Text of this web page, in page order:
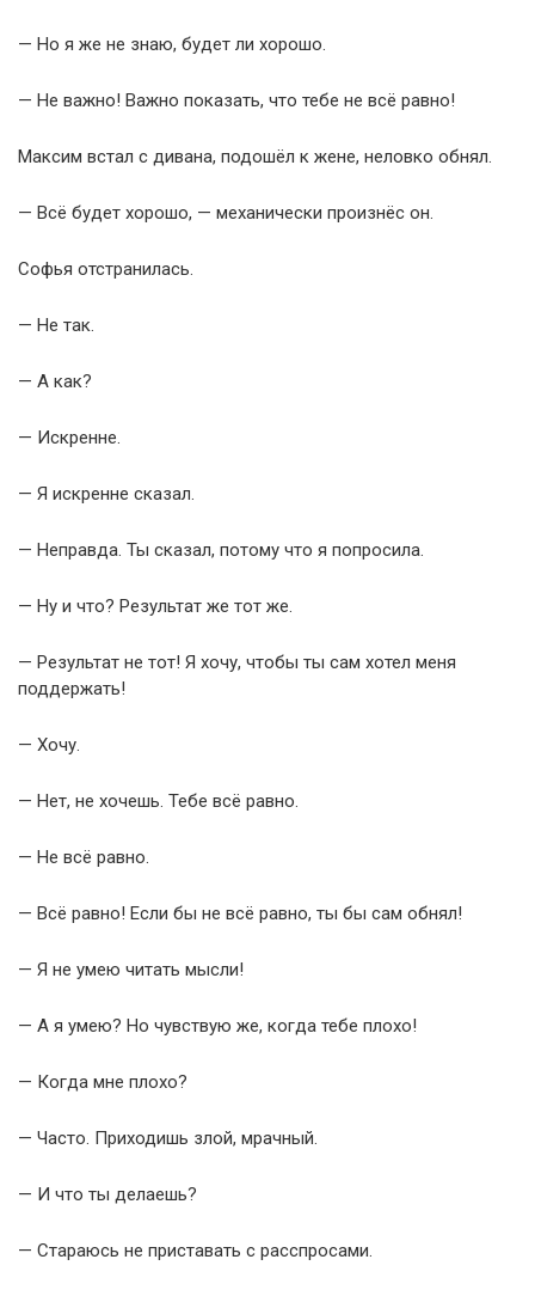
— Но я же не знаю, будет ли хорошо.
— Не важно! Важно показать, что тебе не всё равно!
Максим встал с дивана, подошёл к жене, неловко обнял.
— Всё будет хорошо, — механически произнёс он.
Софья отстранилась.
— Не так.
— А как?
— Искренне.
— Я искренне сказал.
— Неправда. Ты сказал, потому что я попросила.
— Ну и что? Результат же тот же.
— Результат не тот! Я хочу, чтобы ты сам хотел меня
поддержать!
— Хочу.
— Нет, не хочешь. Тебе всё равно.
— Не всё равно.
— Всё равно! Если бы не всё равно, ты бы сам обнял!
— Я не умею читать мысли!
— А я умею? Но чувствую же, когда тебе плохо!
— Когда мне плохо?
— Часто. Приходишь злой, мрачный.
— И что ты делаешь?
— Стараюсь не приставать с расспросами.